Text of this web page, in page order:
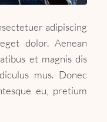
adipiscing
dolor. Aenean
et magnis dis
mus. Donec
eu, pretium